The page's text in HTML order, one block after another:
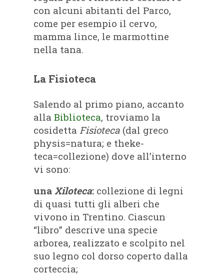
con alcuni abitanti del Parco,
come per esempio il cervo,
mamma lince, le marmottine
nella tana.
La Fisioteca
Salendo al primo piano, accanto
allaBiblioteca, troviamo la
cosidetta Fisioteca (dal greco
physis=natura; e theke-
teca=collezione) dove all’interno
vi sono:
unaXiloteca: collezione di legni
di quasi tutti gli alberi che
vivono in Trentino. Ciascun
“libro” descrive una specie
arborea, realizzato e scolpito nel
suo legno col dorso coperto dalla
corteccia;